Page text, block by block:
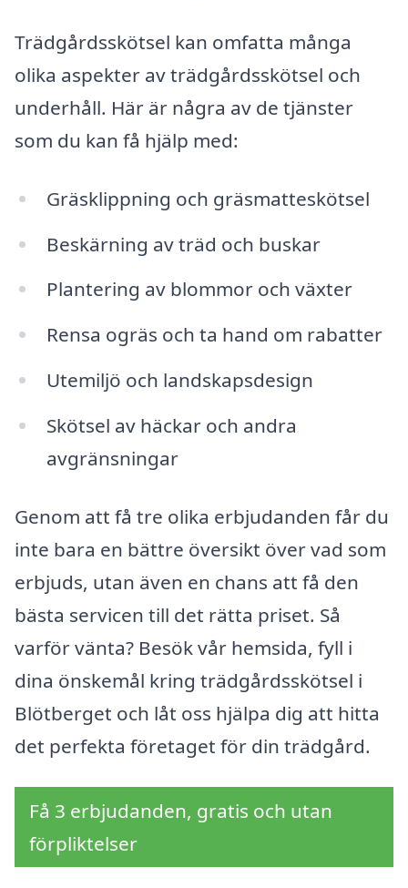
Trädgårdsskötsel kan omfatta många
olika aspekter av trädgårdsskötsel och
underhåll. Här är några av de tjänster
som du kan få hjälp med:
Gräsklippning och gräsmatteskötsel
Beskärning av träd och buskar
Plantering av blommor och växter
Rensa ogräs och ta hand om rabatter
Utemiljö och landskapsdesign
Skötsel av häckar och andra
avgränsningar
Genom att få tre olika erbjudanden får du
inte bara en bättre översikt över vad som
erbjuds, utan även en chans att få den
bästa servicen till det rätta priset. Så
varför vänta? Besök vår hemsida, fyll i
dina önskemål kring trädgårdsskötsel i
Blötberget och låt oss hjälpa dig att hitta
det perfekta företaget för din trädgård.
Få 3 erbjudanden, gratis och utan
förpliktelser